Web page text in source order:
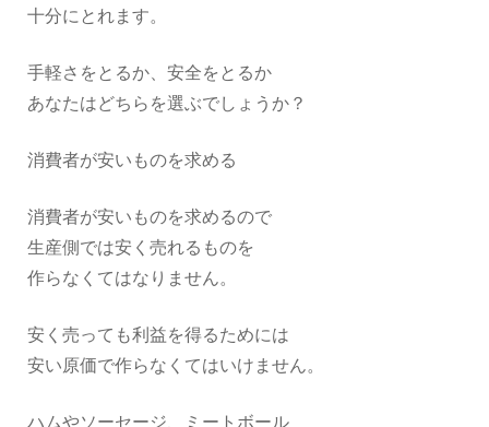
十分にとれます。
手軽さをとるか、安全をとるか
あなたはどちらを選ぶでしょうか？
消費者が安いものを求める
消費者が安いものを求めるので
生産側では安く売れるものを
作らなくてはなりません。
安く売っても利益を得るためには
安い原価で作らなくてはいけません。